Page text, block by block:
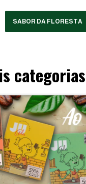
SABOR DA FLORESTA
categorias